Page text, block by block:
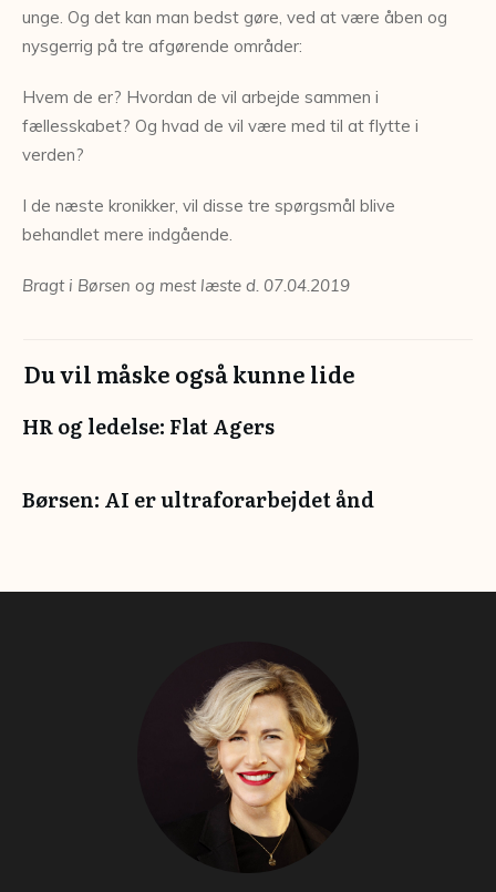
unge. Og det kan man bedst gøre, ved at være åben og
nysgerrig på tre afgørende områder:
Hvem de er? Hvordan de vil arbejde sammen i
fællesskabet? Og hvad de vil være med til at flytte i
verden?
I de næste kronikker, vil disse tre spørgsmål blive
behandlet mere indgående.
Bragt i Børsen og mest læste d. 07.04.2019
Du vil måske også kunne lide
HR og ledelse: Flat Agers
Børsen: AI er ultraforarbejdet ånd